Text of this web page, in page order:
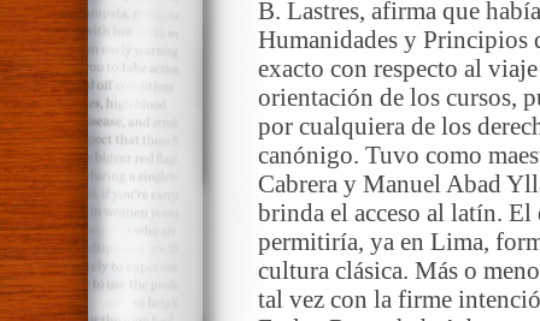
B. Lastres, afirma que
Humanidades y Principios
exacto con respecto al
orientación de los cursos,
por cualquiera de los
canónigo. Tuvo como
Cabrera y Manuel Abad
brinda el acceso al latín.
permitiría, ya en Lima,
cultura clásica. Más o
tal vez con la firme